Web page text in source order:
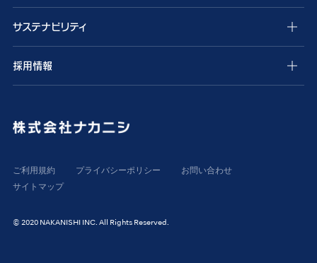
サステナビリティ
採用情報
ご利用規約 プライバシーポリシー
お問い合わせ
サイトマップ
© 2020 NAKANISHI INC. All Rights Reserved.